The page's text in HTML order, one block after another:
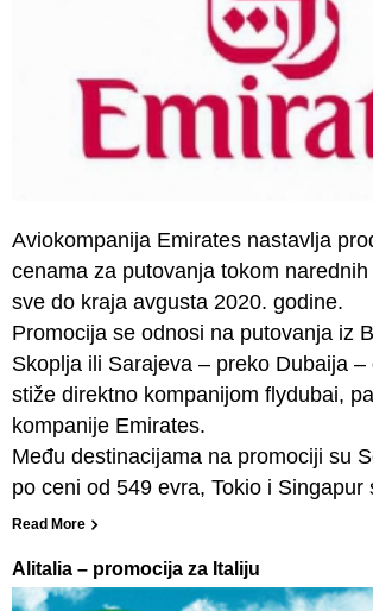
Aviokompanija Emirates nastavlja
cenama za putovanja tokom
sve do kraja avgusta 2020. godine.
Promocija se odnosi na putovanja iz
Skoplja ili Sarajeva – preko Dubaija –
stiže direktno kompanijom flydubai,
kompanije Emirates.
Među destinacijama na promociji su
po ceni od 549 evra, Tokio i Singapur
Read More
Alitalia – promocija za Italiju